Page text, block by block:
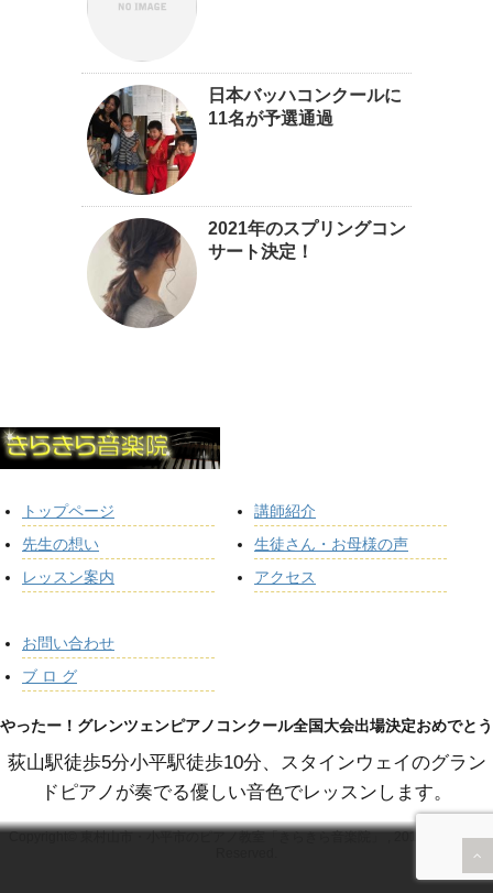
日本バッハコンクールに
11名が予選通過
2021年のスプリングコン
サート決定！
トップページ
先生の想い
レッスン案内
講師紹介
生徒さん・お母様の声
アクセス
お問い合わせ
ブ ロ グ
やったー！グレンツェンピアノコンクール全国大会出場決定おめでとう
荻山駅徒歩5分小平駅徒歩10分、スタインウェイのグラン
ドピアノが奏でる優しい音色でレッスンします。
Copyright© 東村山市・小平市のピアノ教室「きらきら音楽院」 , 2013 All Rights